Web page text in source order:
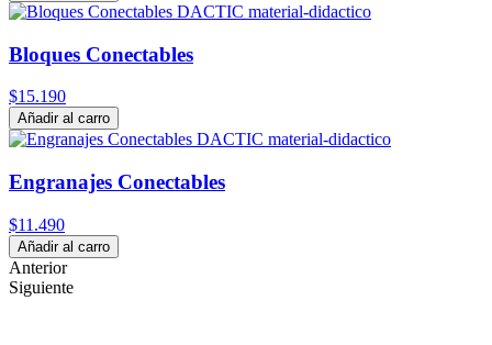
Bloques Conectables
$15.190
Añadir al carro
Engranajes Conectables
$11.490
Añadir al carro
Anterior
Siguiente